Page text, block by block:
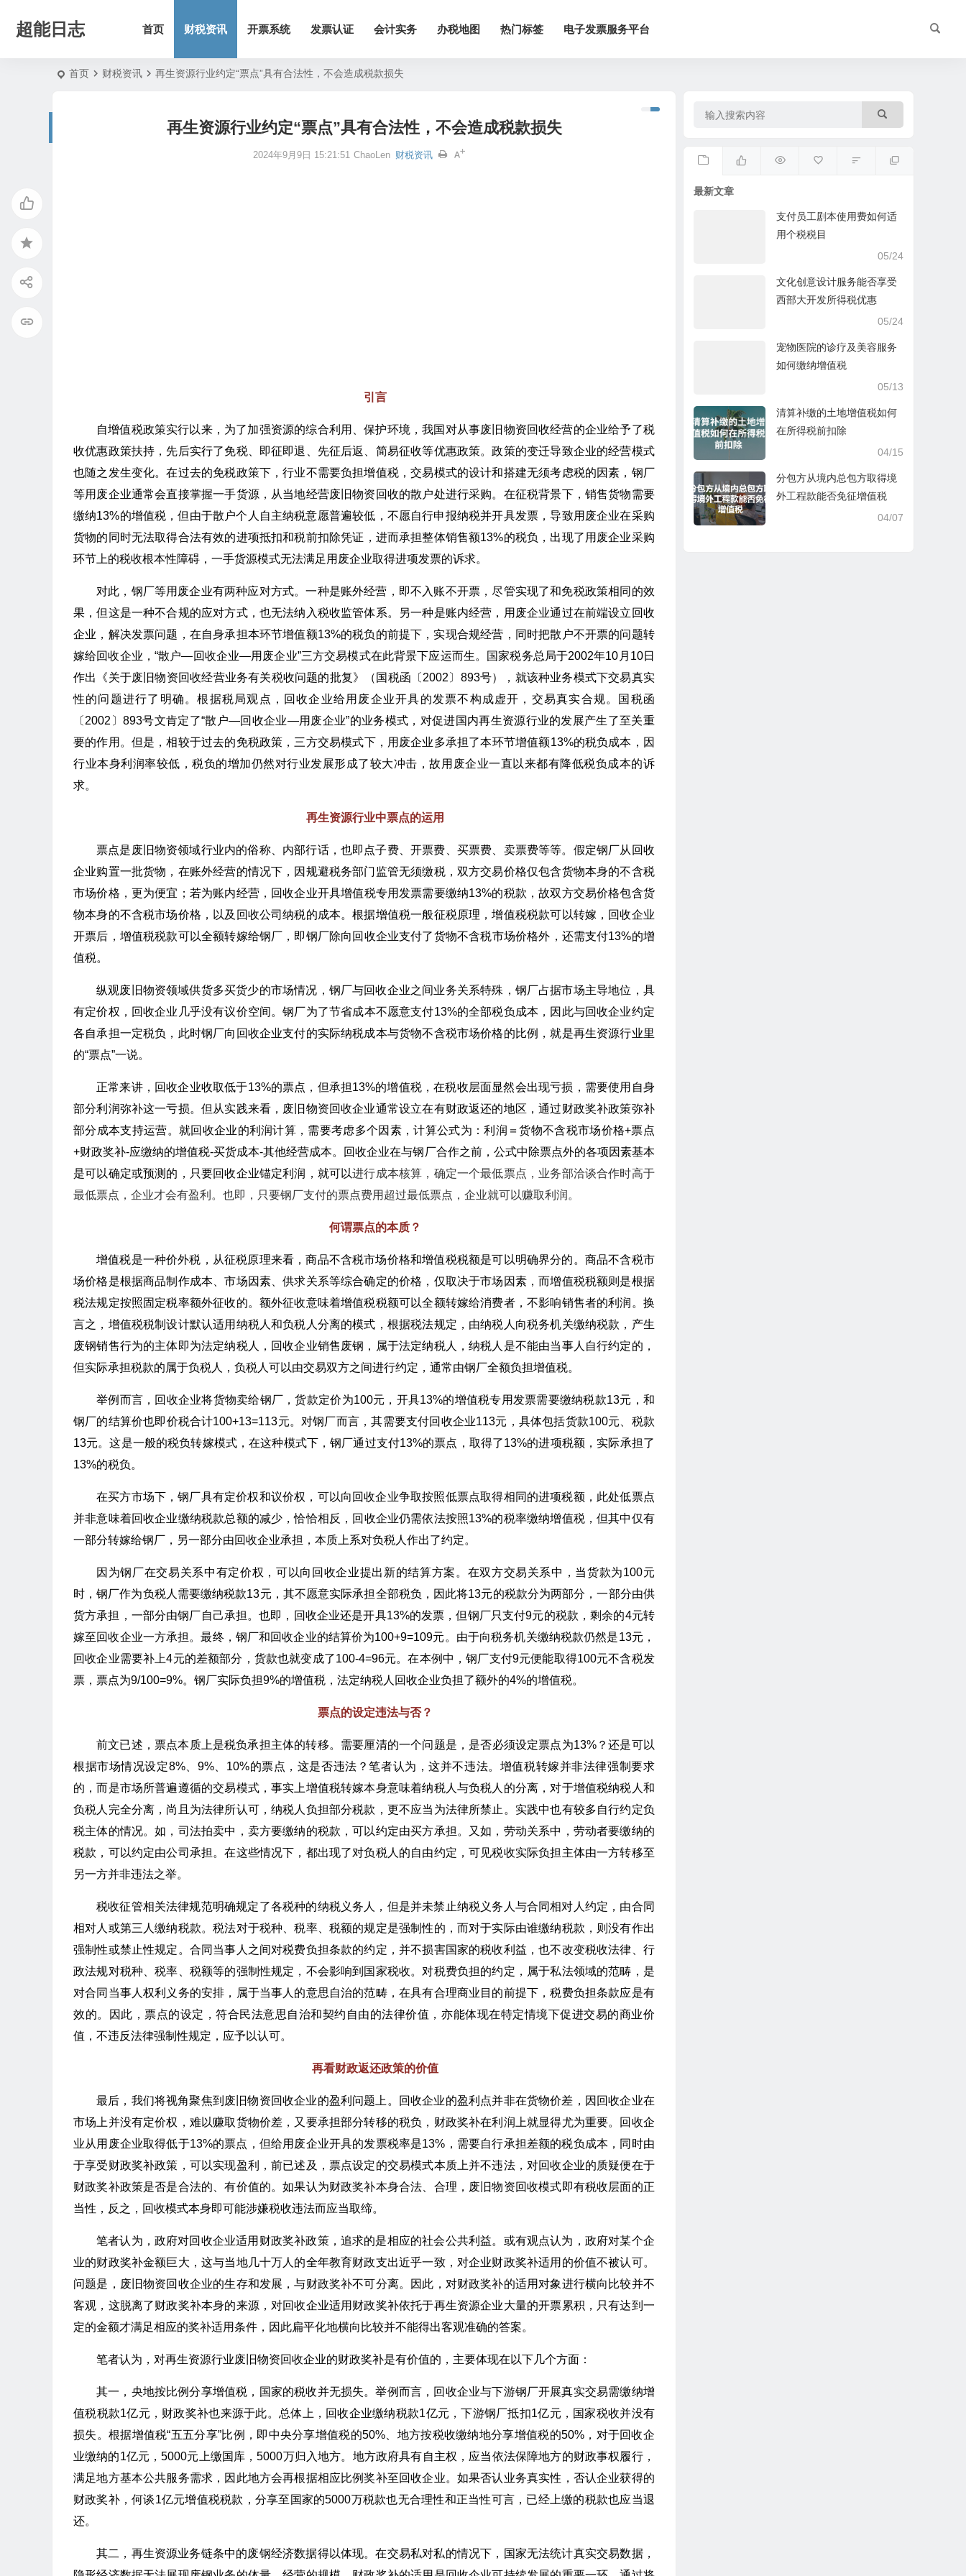
超能日志 首页 财税资讯 开票系统 发票认证 会计实务 办税地图 热门标签 电子发票服务平台
首页 财税资讯 再生资源行业约定“票点”具有合法性，不会造成税款损失
再生资源行业约定“票点”具有合法性，不会造成税款损失
2024年9月9日 15:21:51 ChaoLen 财税资讯
引言
自增值税政策实行以来，为了加强资源的综合利用、保护环境，我国对从事废旧物资回收经营的企业给予了税
收优惠政策扶持，先后实行了免税、即征即退、先征后返、简易征收等优惠政策。政策的变迁导致企业的经营模式
也随之发生变化。在过去的免税政策下，行业不需要负担增值税，交易模式的设计和搭建无须考虑税的因素，钢厂
等用废企业通常会直接掌握一手货源，从当地经营废旧物资回收的散户处进行采购。在征税背景下，销售货物需要
缴纳13%的增值税，但由于散户个人自主纳税意愿普遍较低，不愿自行申报纳税并开具发票，导致用废企业在采购
货物的同时无法取得合法有效的进项抵扣和税前扣除凭证，进而承担整体销售额13%的税负，出现了用废企业采购
环节上的税收根本性障碍，一手货源模式无法满足用废企业取得进项发票的诉求。
对此，钢厂等用废企业有两种应对方式。一种是账外经营，即不入账不开票，尽管实现了和免税政策相同的效
果，但这是一种不合规的应对方式，也无法纳入税收监管体系。另一种是账内经营，用废企业通过在前端设立回收
企业，解决发票问题，在自身承担本环节增值额13%的税负的前提下，实现合规经营，同时把散户不开票的问题转
嫁给回收企业，“散户—回收企业—用废企业”三方交易模式在此背景下应运而生。国家税务总局于2002年10月10日
作出《关于废旧物资回收经营业务有关税收问题的批复》（国税函〔2002〕893号），就该种业务模式下交易真实
性的问题进行了明确。根据税局观点，回收企业给用废企业开具的发票不构成虚开，交易真实合规。国税函
〔2002〕893号文肯定了“散户—回收企业—用废企业”的业务模式，对促进国内再生资源行业的发展产生了至关重
要的作用。但是，相较于过去的免税政策，三方交易模式下，用废企业多承担了本环节增值额13%的税负成本，因
行业本身利润率较低，税负的增加仍然对行业发展形成了较大冲击，故用废企业一直以来都有降低税负成本的诉
求。
再生资源行业中票点的运用
票点是废旧物资领域行业内的俗称、内部行话，也即点子费、开票费、买票费、卖票费等等。假定钢厂从回收
企业购置一批货物，在账外经营的情况下，因规避税务部门监管无须缴税，双方交易价格仅包含货物本身的不含税
市场价格，更为便宜；若为账内经营，回收企业开具增值税专用发票需要缴纳13%的税款，故双方交易价格包含货
物本身的不含税市场价格，以及回收公司纳税的成本。根据增值税一般征税原理，增值税税款可以转嫁，回收企业
开票后，增值税税款可以全额转嫁给钢厂，即钢厂除向回收企业支付了货物不含税市场价格外，还需支付13%的增
值税。
纵观废旧物资领域供货多买货少的市场情况，钢厂与回收企业之间业务关系特殊，钢厂占据市场主导地位，具
有定价权，回收企业几乎没有议价空间。钢厂为了节省成本不愿意支付13%的全部税负成本，因此与回收企业约定
各自承担一定税负，此时钢厂向回收企业支付的实际纳税成本与货物不含税市场价格的比例，就是再生资源行业里
的“票点”一说。
正常来讲，回收企业收取低于13%的票点，但承担13%的增值税，在税收层面显然会出现亏损，需要使用自身
部分利润弥补这一亏损。但从实践来看，废旧物资回收企业通常设立在有财政返还的地区，通过财政奖补政策弥补
部分成本支持运营。就回收企业的利润计算，需要考虑多个因素，计算公式为：利润＝货物不含税市场价格+票点
+财政奖补-应缴纳的增值税-买货成本-其他经营成本。回收企业在与钢厂合作之前，公式中除票点外的各项因素基本
是可以确定或预测的，只要回收企业锚定利润，就可以进行成本核算，确定一个最低票点，业务部洽谈合作时高于
最低票点，企业才会有盈利。也即，只要钢厂支付的票点费用超过最低票点，企业就可以赚取利润。
何谓票点的本质？
增值税是一种价外税，从征税原理来看，商品不含税市场价格和增值税税额是可以明确界分的。商品不含税市
场价格是根据商品制作成本、市场因素、供求关系等综合确定的价格，仅取决于市场因素，而增值税税额则是根据
税法规定按照固定税率额外征收的。额外征收意味着增值税税额可以全额转嫁给消费者，不影响销售者的利润。换
言之，增值税税制设计默认适用纳税人和负税人分离的模式，根据税法规定，由纳税人向税务机关缴纳税款，产生
废钢销售行为的主体即为法定纳税人，回收企业销售废钢，属于法定纳税人，纳税人是不能由当事人自行约定的，
但实际承担税款的属于负税人，负税人可以由交易双方之间进行约定，通常由钢厂全额负担增值税。
举例而言，回收企业将货物卖给钢厂，货款定价为100元，开具13%的增值税专用发票需要缴纳税款13元，和
钢厂的结算价也即价税合计100+13=113元。对钢厂而言，其需要支付回收企业113元，具体包括货款100元、税款
13元。这是一般的税负转嫁模式，在这种模式下，钢厂通过支付13%的票点，取得了13%的进项税额，实际承担了
13%的税负。
在买方市场下，钢厂具有定价权和议价权，可以向回收企业争取按照低票点取得相同的进项税额，此处低票点
并非意味着回收企业缴纳税款总额的减少，恰恰相反，回收企业仍需依法按照13%的税率缴纳增值税，但其中仅有
一部分转嫁给钢厂，另一部分由回收企业承担，本质上系对负税人作出了约定。
因为钢厂在交易关系中有定价权，可以向回收企业提出新的结算方案。在双方交易关系中，当货款为100元
时，钢厂作为负税人需要缴纳税款13元，其不愿意实际承担全部税负，因此将13元的税款分为两部分，一部分由供
货方承担，一部分由钢厂自己承担。也即，回收企业还是开具13%的发票，但钢厂只支付9元的税款，剩余的4元转
嫁至回收企业一方承担。最终，钢厂和回收企业的结算价为100+9=109元。由于向税务机关缴纳税款仍然是13元，
回收企业需要补上4元的差额部分，货款也就变成了100-4=96元。在本例中，钢厂支付9元便能取得100元不含税发
票，票点为9/100=9%。钢厂实际负担9%的增值税，法定纳税人回收企业负担了额外的4%的增值税。
票点的设定违法与否？
前文已述，票点本质上是税负承担主体的转移。需要厘清的一个问题是，是否必须设定票点为13%？还是可以
根据市场情况设定8%、9%、10%的票点，这是否违法？笔者认为，这并不违法。增值税转嫁并非法律强制要求
的，而是市场所普遍遵循的交易模式，事实上增值税转嫁本身意味着纳税人与负税人的分离，对于增值税纳税人和
负税人完全分离，尚且为法律所认可，纳税人负担部分税款，更不应当为法律所禁止。实践中也有较多自行约定负
税主体的情况。如，司法拍卖中，卖方要缴纳的税款，可以约定由买方承担。又如，劳动关系中，劳动者要缴纳的
税款，可以约定由公司承担。在这些情况下，都出现了对负税人的自由约定，可见税收实际负担主体由一方转移至
另一方并非违法之举。
税收征管相关法律规范明确规定了各税种的纳税义务人，但是并未禁止纳税义务人与合同相对人约定，由合同
相对人或第三人缴纳税款。税法对于税种、税率、税额的规定是强制性的，而对于实际由谁缴纳税款，则没有作出
强制性或禁止性规定。合同当事人之间对税费负担条款的约定，并不损害国家的税收利益，也不改变税收法律、行
政法规对税种、税率、税额等的强制性规定，不会影响到国家税收。对税费负担的约定，属于私法领域的范畴，是
对合同当事人权利义务的安排，属于当事人的意思自治的范畴，在具有合理商业目的前提下，税费负担条款应是有
效的。因此，票点的设定，符合民法意思自治和契约自由的法律价值，亦能体现在特定情境下促进交易的商业价
值，不违反法律强制性规定，应予以认可。
再看财政返还政策的价值
最后，我们将视角聚焦到废旧物资回收企业的盈利问题上。回收企业的盈利点并非在货物价差，因回收企业在
市场上并没有定价权，难以赚取货物价差，又要承担部分转移的税负，财政奖补在利润上就显得尤为重要。回收企
业从用废企业取得低于13%的票点，但给用废企业开具的发票税率是13%，需要自行承担差额的税负成本，同时由
于享受财政奖补政策，可以实现盈利，前已述及，票点设定的交易模式本质上并不违法，对回收企业的质疑便在于
财政奖补政策是否是合法的、有价值的。如果认为财政奖补本身合法、合理，废旧物资回收模式即有税收层面的正
当性，反之，回收模式本身即可能涉嫌税收违法而应当取缔。
笔者认为，政府对回收企业适用财政奖补政策，追求的是相应的社会公共利益。或有观点认为，政府对某个企
业的财政奖补金额巨大，这与当地几十万人的全年教育财政支出近乎一致，对企业财政奖补适用的价值不被认可。
问题是，废旧物资回收企业的生存和发展，与财政奖补不可分离。因此，对财政奖补的适用对象进行横向比较并不
客观，这脱离了财政奖补本身的来源，对回收企业适用财政奖补依托于再生资源企业大量的开票累积，只有达到一
定的金额才满足相应的奖补适用条件，因此扁平化地横向比较并不能得出客观准确的答案。
笔者认为，对再生资源行业废旧物资回收企业的财政奖补是有价值的，主要体现在以下几个方面：
其一，央地按比例分享增值税，国家的税收并无损失。举例而言，回收企业与下游钢厂开展真实交易需缴纳增
值税税款1亿元，财政奖补也来源于此。总体上，回收企业缴纳税款1亿元，下游钢厂抵扣1亿元，国家税收并没有
损失。根据增值税“五五分享”比例，即中央分享增值税的50%、地方按税收缴纳地分享增值税的50%，对于回收企
业缴纳的1亿元，5000元上缴国库，5000万归入地方。地方政府具有自主权，应当依法保障地方的财政事权履行，
满足地方基本公共服务需求，因此地方会再根据相应比例奖补至回收企业。如果否认业务真实性，否认企业获得的
财政奖补，何谈1亿元增值税税款，分享至国家的5000万税款也无合理性和正当性可言，已经上缴的税款也应当退
还。
其二，再生资源业务链条中的废钢经济数据得以体现。在交易私对私的情况下，国家无法统计真实交易数据，
最新文章
支付员工剧本使用费如何适
用个税税目
05/24
文化创意设计服务能否享受
西部大开发所得税优惠
05/24
宠物医院的诊疗及美容服务
如何缴纳增值税
05/13
清算补缴的土地增值税如何
在所得税前扣除
04/15
分包方从境内总包方取得境
外工程款能否免征增值税
04/07